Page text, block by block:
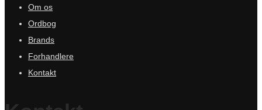
Om os
Ordbog
Brands
Forhandlere
Kontakt